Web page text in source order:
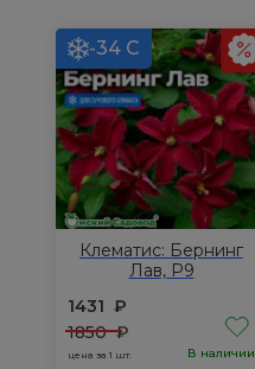
-34 С
Клематис: Бернинг
Лав, Р9
1431 ₽
1850₽
цена за 1 шт. В наличии